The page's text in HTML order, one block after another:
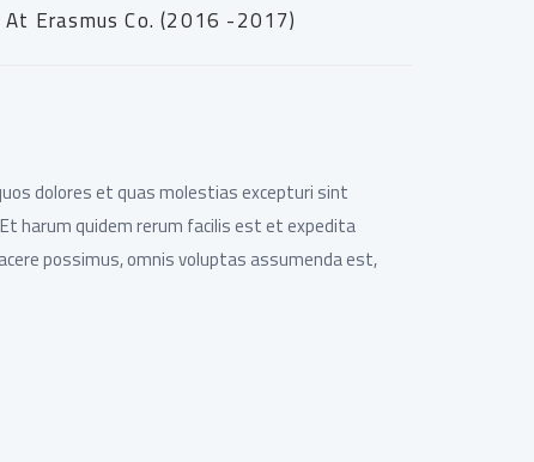
Erasmus Co. (2016 -2017)
dolores et quas molestias excepturi sint
harum quidem rerum facilis est et expedita
possimus, omnis voluptas assumenda est,